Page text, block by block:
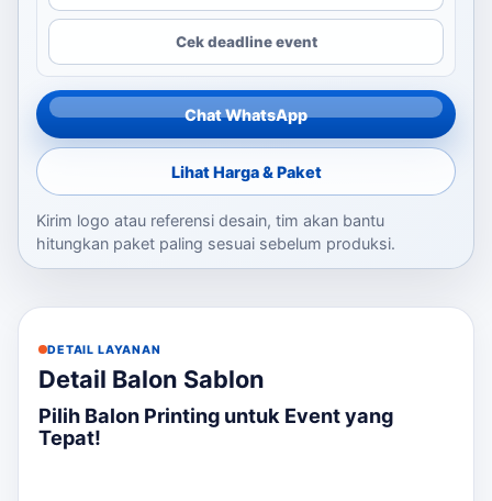
Cek deadline event
Chat WhatsApp
Lihat Harga & Paket
Kirim logo atau referensi desain, tim akan bantu
hitungkan paket paling sesuai sebelum produksi.
DETAIL LAYANAN
Detail Balon Sablon
Pilih Balon Printing untuk Event yang
Tepat!